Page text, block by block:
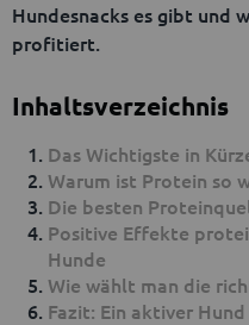
Hundesnacks es gibt und
profitiert.
Inhaltsverzeichnis
Das Wichtigste in
Warum ist Protein so
Die besten
Positive Effekte
Hunde
Wie wählt man die
Fazit: Ein aktiver